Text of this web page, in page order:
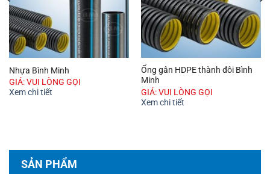
SẢN PHẨM
Nhựa Bình Minh
GIÁ: VUI LÒNG GỌI
Xem chi tiết
Ống gân HDPE thành đôi Bình
Minh
GIÁ: VUI LÒNG GỌI
Xem chi tiết